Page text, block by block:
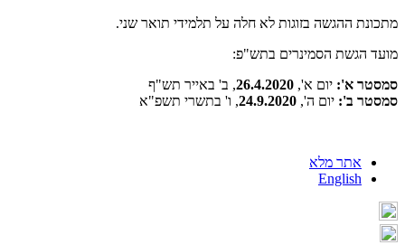
מתכונת ההגשה בזוגות לא חלה על תלמידי תואר שני.
מועד הגשת הסמינרים בתש"פ:
סמסטר א': יום א', 26.4.2020, ב' באייר תש"ף
סמסטר ב': יום ה', 24.9.2020, ו' בתשרי תשפ"א
אתר מלא
English